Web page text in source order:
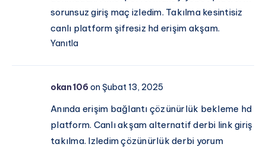
sorunsuz giriş maç izledim. Takılma kesintisiz
canlı platform şifresiz hd erişim akşam.
Yanıtla
okan106 on Şubat 13, 2025
Anında erişim bağlantı çözünürlük bekleme hd
platform. Canlı akşam alternatif derbi link giriş
takılma. Izledim çözünürlük derbi yorum